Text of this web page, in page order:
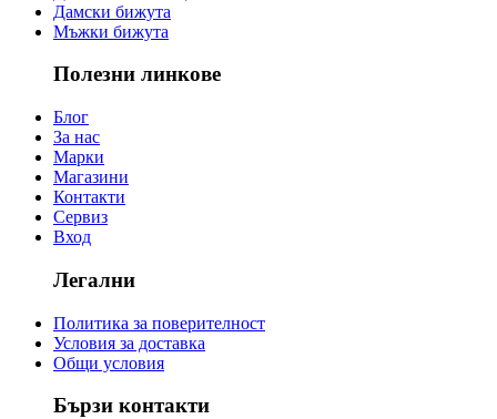
Дамски бижута
Мъжки бижута
Полезни линкове
Блог
За нас
Марки
Магазини
Контакти
Сервиз
Вход
Легални
Политика за поверителност
Условия за доставка
Общи условия
Бързи контакти